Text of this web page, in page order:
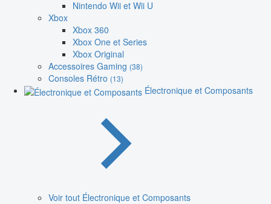
Nintendo Wii et Wii U
Xbox
Xbox 360
Xbox One et Series
Xbox Original
Accessoires Gaming (38)
Consoles Rétro (13)
Électronique et Composants
Voir tout Électronique et Composants